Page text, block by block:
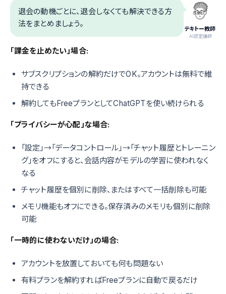
テキトー教師
.AI認定講師
退会の動機ごとに、退会しなくても解決できる方
法をまとめましょう。
「課金を止めたい」場合:
サブスクリプションの解約だけでOK。アカウントは無料で維
持できる
解約してもFreeプランとしてChatGPTを使い続けられる
「プライバシーが心配」な場合:
「設定」→「データコントロール」→「チャット履歴とトレーニン
グ」をオフにすると、会話内容がモデルの学習に使われなく
なる
チャット履歴を個別に削除、またはすべて一括削除も可能
メモリ機能もオフにできる。保存済みのメモリも個別に削除
可能
「一時的に使わないだけ」の場合:
アカウントを放置しておいても何も問題ない
有料プランを解約すればFreeプランに自動で戻るだけ